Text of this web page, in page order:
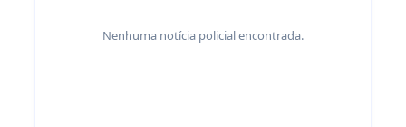
Nenhuma notícia policial encontrada.